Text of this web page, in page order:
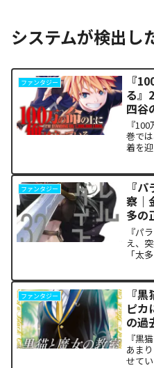
システムが検出し
ファンタジー
『
る』
四谷
『
巻で
着を
ち塞
和論
ファンタジー
『
察｜
多の
『パ
え、
「太
あま
にな
ファンタジー
『
ピカ
の過
『黒
あま
せて